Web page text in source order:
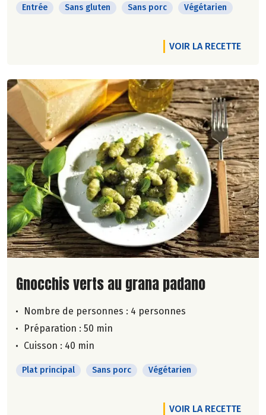
Entrée Sans gluten Sans porc Végétarien
VOIR LA RECETTE
Lire la suite de la recette
Gnocchis verts au grana padano
Nombre de personnes : 4 personnes
Préparation : 50 min
Cuisson : 40 min
Plat principal Sans porc Végétarien
VOIR LA RECETTE